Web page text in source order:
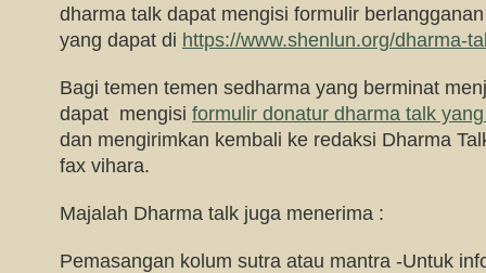
dharma talk dapat mengisi formulir
yang dapat di https://www.shenlun.org/dharma-
Bagi temen temen sedharma yang berminat
dapat mengisi formulir donatur dharma talk
dan mengirimkan kembali ke redaksi Dharma
fax vihara.
Majalah Dharma talk juga menerima :
Pemasangan kolum sutra atau mantra -Untuk